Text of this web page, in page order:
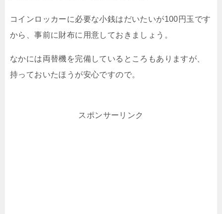
コインロッカーに必要な小銭はだいたいが100円玉です
から、事前に財布に用意しておきましょう。
なかには両替機を完備しているところもありますが、
持っておいたほうが安心ですので。
スポンサーリンク